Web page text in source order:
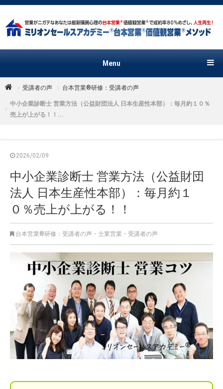
Menu
受講者の声 台本営業®︎研修：受講者の声
中小企業診断士 営業方法（公益財団法人 日本生産性本部）：毎月約１０％
売上が上がる！！...
2026/02/09
中小企業診断士 営業方法（公益財団
法人 日本生産性本部）：毎月約１
０％売上が上がる！！
台本営業®︎研修：受講者の声 ・ 士業営業 ・ 受講者の声